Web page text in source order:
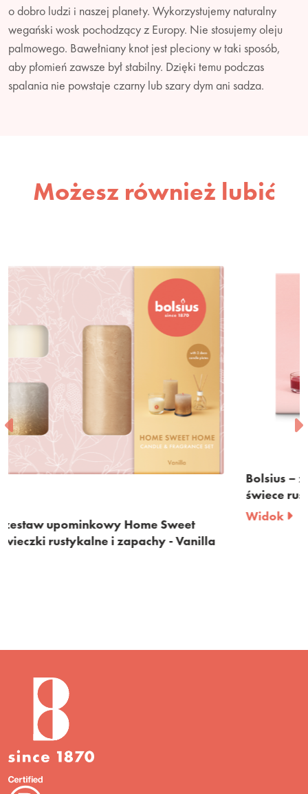
o dobro ludzi i naszej planety. Wykorzystujemy naturalny
wegański wosk pochodzący z Europy. Nie stosujemy oleju
palmowego. Bawełniany knot jest pleciony w taki sposób,
aby płomień zawsze był stabilny. Dzięki temu podczas
spalania nie powstaje czarny lub szary dym ani sadza.
Możesz również lubić
Bolsius – zestaw upominkowy Fruit Splash –
Widok